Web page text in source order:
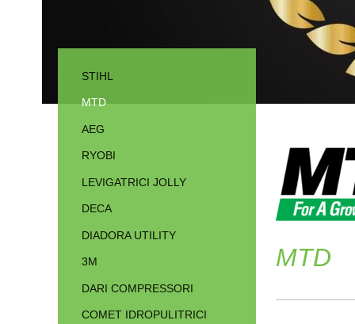
MTD
STIHL
MTD
AEG
RYOBI
LEVIGATRICI JOLLY
DECA
DIADORA UTILITY
3M
DARI COMPRESSORI
COMET IDROPULITRICI